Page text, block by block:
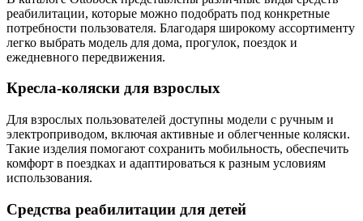
реабилитации, которые можно подобрать под конкретные
потребности пользователя. Благодаря широкому ассортименту
легко выбрать модель для дома, прогулок, поездок и
ежедневного передвижения.
Кресла-коляски для взрослых
Для взрослых пользователей доступны модели с ручным и
электроприводом, включая активные и облегченные коляски.
Такие изделия помогают сохранить мобильность, обеспечить
комфорт в поездках и адаптироваться к разным условиям
использования.
Средства реабилитации для детей